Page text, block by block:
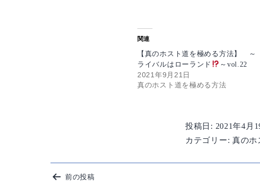
関連
【真のホスト道を極める方法】 ～
ライバルはローランド
～vol.22
2021年9月21日
真のホスト道を極める方法
投稿日: 2021年4月
カテゴリー:真のホ
投前の投稿